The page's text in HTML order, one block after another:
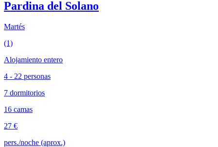
Pardina del Solano
Martés
(1)
Alojamiento entero
4 - 22 personas
7 dormitorios
16 camas
27 €
pers./noche (aprox.)